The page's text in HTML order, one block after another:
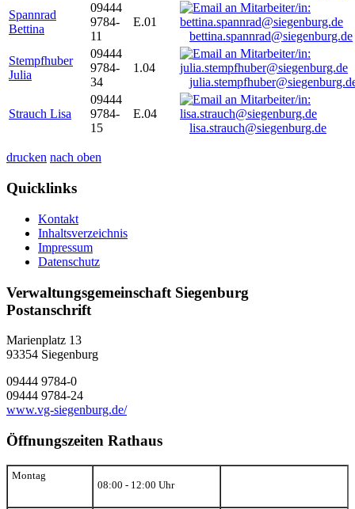
Spannrad
Bettina
09444
9784-
11
E.01
bettina.spannrad@siegenburg.de
Stempfhuber
Julia
09444
9784-
34
1.04
Strauch Lisa
09444
9784-
15
E.04
lisa.strauch@siegenburg.de
drucken nach oben
Quicklinks
Kontakt
Inhaltsverzeichnis
Impressum
Datenschutz
Verwaltungsgemeinschaft Siegenburg
Postanschrift
Marienplatz 13
93354 Siegenburg
09444 9784-0
09444 9784-24
www.vg-siegenburg.de/
Öffnungszeiten Rathaus
Montag
08:00 - 12:00 Uhr